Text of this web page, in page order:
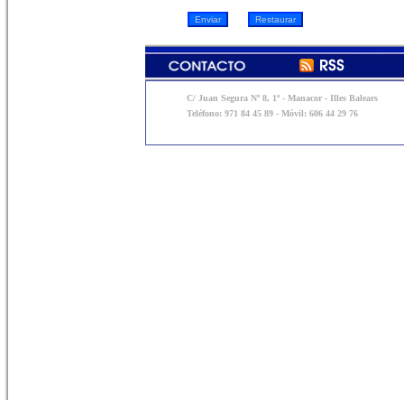
C/ Juan Segura Nº 8, 1º - Manacor - Illes Balears
Teléfono: 971 84 45 89 - Móvil: 606 44 29 76